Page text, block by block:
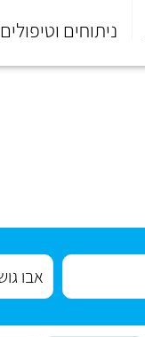
ניתוחים וטיפולים